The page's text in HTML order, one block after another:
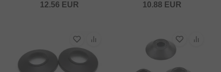
12.56 EUR 10.88 EUR